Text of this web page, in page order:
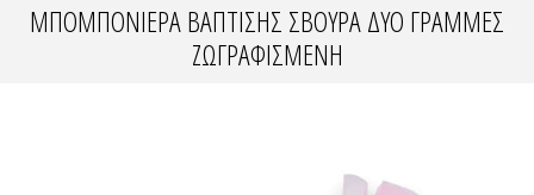
ΜΠΟΜΠΟΝΙΈΡΑ ΒΆΠΤΙΣΗΣ ΣΒΟΎΡΑ ΔΎΟ ΓΡΑΜΜΈΣ
ΖΩΓΡΑΦΙΣΜΈΝΗ